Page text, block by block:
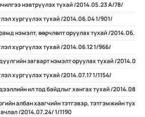
нэвтрүүлэх тухай /2014.05.23 А/78/
хүргүүлэх тухай /2014.06.04 1/901/
нэмэлт, өөрчлөлт оруулах тухай /2014.06.06
хүргүүлэх тухай /2014.06.12 1/966/
загварт нэмэлт оруулах тухай /
хүргүүлэх тухай /2014.07.17 1/1154/
ил тод байдлыг хангах тухай /
албан хаагчийн тэтгэвэр, тэтгэмжийн
/2014.07.24/ 1/1190